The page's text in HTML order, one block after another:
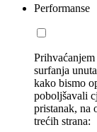
Performanse
surfanja
kako bismo
poboljšavali
pristanak, na
trećih strana: